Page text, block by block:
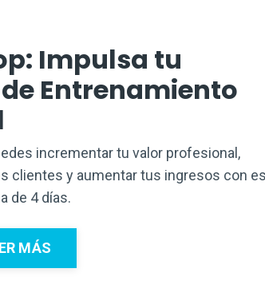
Impulsa tu
Entrenamiento
incrementar tu valor profesional,
clientes y aumentar tus ingresos con
de 4 días.
MÁS